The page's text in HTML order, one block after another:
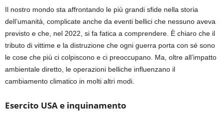
Il nostro mondo sta affrontando le più grandi sfide nella storia
dell’umanità, complicate anche da eventi bellici che nessuno aveva
previsto e che, nel 2022, si fa fatica a comprendere. È chiaro che il
tributo di vittime e la distruzione che ogni guerra porta con sé sono
le cose che più ci colpiscono e ci preoccupano. Ma, oltre all’impatto
ambientale diretto, le operazioni belliche influenzano il
cambiamento climatico in molti altri modi.
Esercito USA e inquinamento